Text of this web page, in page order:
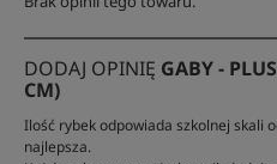
DODAJ OPINIĘ GABY -
CM)
Ilość rybek odpowiada szkolnej skali
najlepsza.